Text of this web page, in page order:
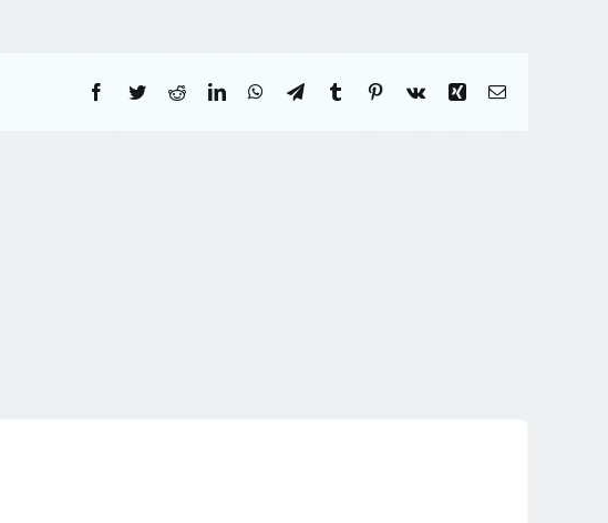
Facebook
TwitterRedditLinkedInWhatsApp
TelegramTumblr Pinterest
Vk Xing Correo